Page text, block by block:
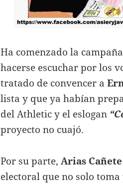
Ha comenzado la
hacerse escuchar por los
tratado de convencer a
lista y que ya habían
del Athletic y el eslogan
proyecto no cuajó.
Por su parte,Arias Cañete
electoral que no solo